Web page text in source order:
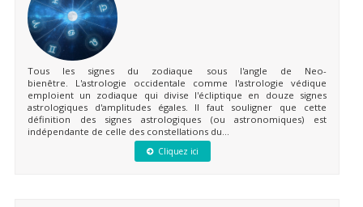
Tous les signes du zodiaque sous l'angle de Neo-
bienêtre. L'astrologie occidentale comme l'astrologie védique
emploient un zodiaque qui divise l'écliptique en douze signes
astrologiques d'amplitudes égales. Il faut souligner que cette
définition des signes astrologiques (ou astronomiques) est
indépendante de celle des constellations du...
Cliquez ici